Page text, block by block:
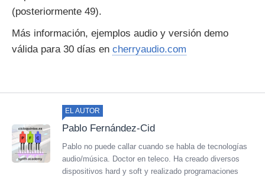
(posteriormente 49).
Más información, ejemplos audio y versión demo
válida para 30 días en cherryaudio.com
EL AUTOR
Pablo Fernández-Cid
Pablo no puede callar cuando se habla de tecnologías
audio/música. Doctor en teleco. Ha creado diversos
dispositivos hard y soft y realizado programaciones